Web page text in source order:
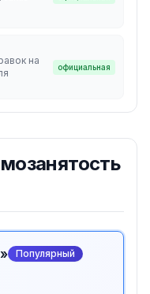
на
официальная
Популярный